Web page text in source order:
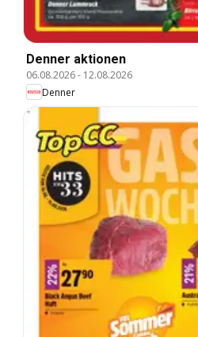
Denner aktionen
06.08.2026- 12.08.2026
Denner